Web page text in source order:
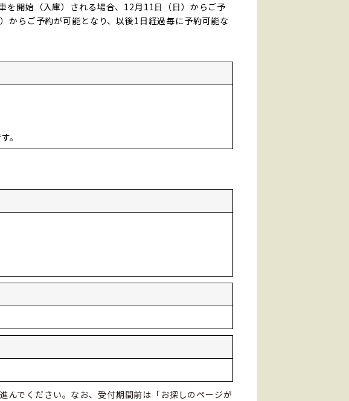
開始（入庫）される場合、12月11日（日）からご予
からご予約が可能となり、以後1日経過毎に予約可能な
。
でください。なお、受付期間前は「お探しのページが